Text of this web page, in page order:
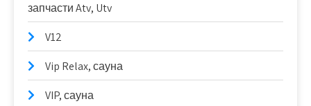
запчасти Atv, Utv
V12
Vip Relax, сауна
VIP, сауна